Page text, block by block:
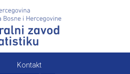
Kontakt